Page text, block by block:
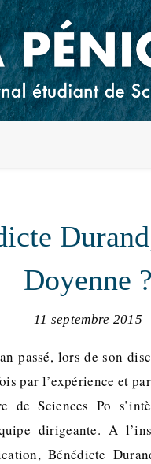
Doyenne ?
11 septembre 2015
passé, lors de son
par l’expérience et
Sciences Po
dirigeante. A
Bénédicte